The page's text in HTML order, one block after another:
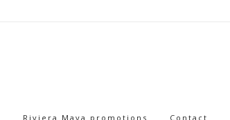
Riviera Maya promotions Contact